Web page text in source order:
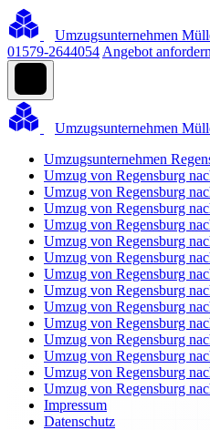
Umzugsunternehmen
01579-2644054 Angebot anfordern
Umzugsunternehmen
Umzugsunternehmen
Umzug von Regensburg
Umzug von Regensburg
Umzug von Regensburg
Umzug von Regensburg
Umzug von Regensburg
Umzug von Regensburg
Umzug von Regensburg
Umzug von Regensburg
Umzug von Regensburg
Umzug von Regensburg
Umzug von Regensburg
Umzug von Regensburg
Umzug von Regensburg
Umzug von Regensburg
Impressum
Datenschutz